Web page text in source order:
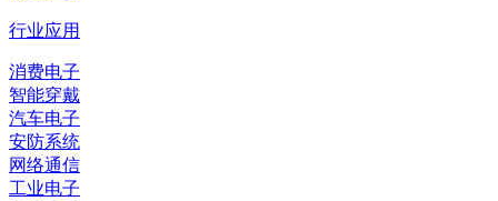
行业应用
消费电子
智能穿戴
汽车电子
安防系统
网络通信
工业电子